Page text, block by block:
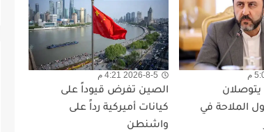
يتوصلان
الملاحة في
2026-8-5 4:21 م
الصين تفرض قيوداً على
كيانات أميركية رداً على
واشنطن